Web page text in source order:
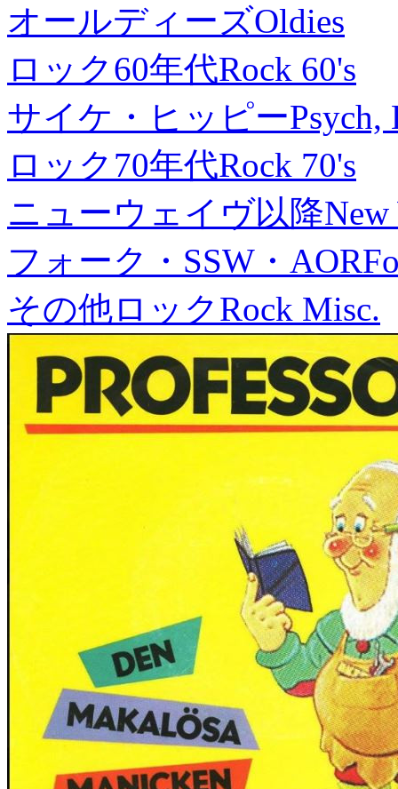
オールディーズOldies
ロック60年代Rock 60's
サイケ・ヒッピーPsych,
ロック70年代Rock 70's
ニューウェイヴ以降New
フォーク・SSW・AOR
その他ロックRock Misc.